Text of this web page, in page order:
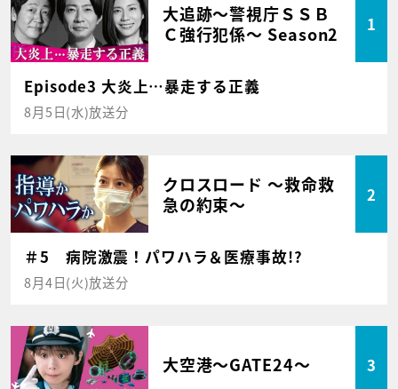
大追跡～警視庁ＳＳＢ
Ｃ強行犯係～ Season2
1
Episode3 大炎上…暴走する正義
8月5日(水)放送分
クロスロード ～救命救
急の約束～
2
＃5 病院激震！パワハラ＆医療事故!?
8月4日(火)放送分
大空港～GATE24～ 3